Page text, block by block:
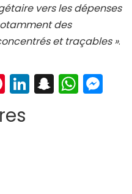
vers les dépenses
des
et traçables ».
Pi
er
Li S W